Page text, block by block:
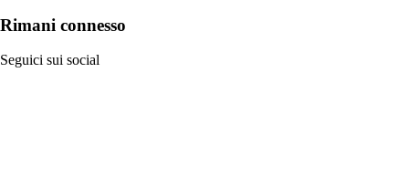
Rimani connesso
Seguici sui social